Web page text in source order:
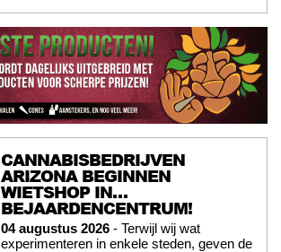
CANNABISBEDRIJVEN
ARIZONA BEGINNEN
WIETSHOP IN…
BEJAARDENCENTRUM!
04 augustus 2026 - Terwijl wij wat
experimenteren in enkele steden, geven de